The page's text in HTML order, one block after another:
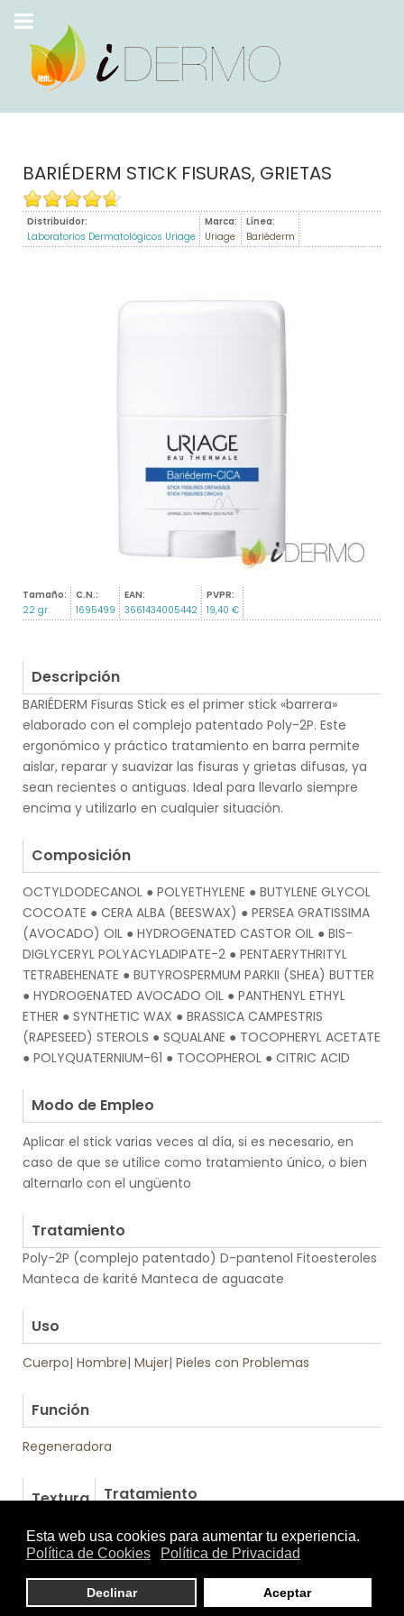
BARIÉDERM STICK FISURAS, GRIETAS
Distribuidor:
Laboratorios Dermatológicos Uriage
Marca:
Uriage
Línea:
Bariéderm
Tamaño:
22 gr.
C.N.:
1695499
EAN:
3661434005442
PVPR:
19,40 €
Descripción
BARIÉDERM Fisuras Stick es el primer stick «barrera»
elaborado con el complejo patentado Poly-2P. Este
ergonómico y práctico tratamiento en barra permite
aislar, reparar y suavizar las fisuras y grietas difusas, ya
sean recientes o antiguas. Ideal para llevarlo siempre
encima y utilizarlo en cualquier situación.
Composición
OCTYLDODECANOL ● POLYETHYLENE ● BUTYLENE GLYCOL
COCOATE ● CERA ALBA (BEESWAX) ● PERSEA GRATISSIMA
(AVOCADO) OIL ● HYDROGENATED CASTOR OIL ● BIS-
DIGLYCERYL POLYACYLADIPATE-2 ● PENTAERYTHRITYL
TETRABEHENATE ● BUTYROSPERMUM PARKII (SHEA) BUTTER
● HYDROGENATED AVOCADO OIL ● PANTHENYL ETHYL
ETHER ● SYNTHETIC WAX ● BRASSICA CAMPESTRIS
(RAPESEED) STEROLS ● SQUALANE ● TOCOPHERYL ACETATE
● POLYQUATERNIUM-61 ● TOCOPHEROL ● CITRIC ACID
Modo de Empleo
Aplicar el stick varias veces al día, si es necesario, en
caso de que se utilice como tratamiento único, o bien
alternarlo con el ungüento
Tratamiento
Poly-2P (complejo patentado) D-pantenol Fitoesteroles
Manteca de karité Manteca de aguacate
Uso
Cuerpo| Hombre| Mujer| Pieles con Problemas
Función
Regeneradora
Textura
Tratamiento